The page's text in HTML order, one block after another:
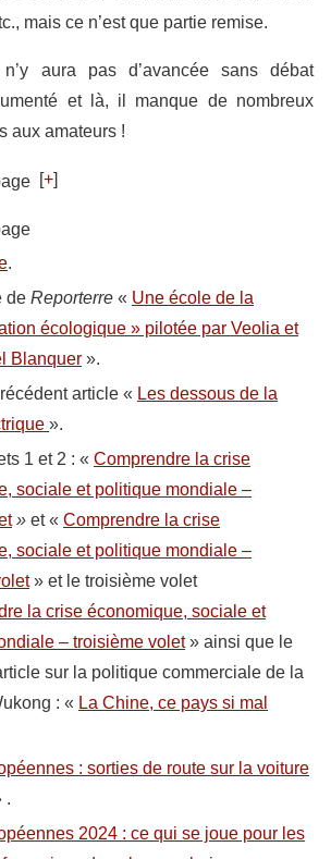
mais ce n’est que partie remise.
aura pas d’avancée sans débat
et là, il manque de nombreux
aux amateurs !
[+]
.
de Reporterre « Une école de la
écologique » pilotée par Veolia et
Blanquer ».
article « Les dessous de la
».
1 et 2 : « Comprendre la crise
sociale et politique mondiale –
» et « Comprendre la crise
sociale et politique mondiale –
» et le troisième volet
la crise économique, sociale et
– troisième volet» ainsi que le
sur la politique commerciale de la
: « La Chine, ce pays si mal
: sorties de route sur la voiture
.
2024 : ce qui se joue pour les